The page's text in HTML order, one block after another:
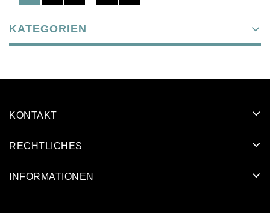
KATEGORIEN
KONTAKT
RECHTLICHES
INFORMATIONEN